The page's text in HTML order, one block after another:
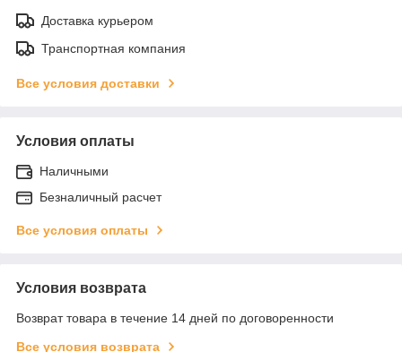
Доставка курьером
Транспортная компания
Все условия доставки
Условия оплаты
Наличными
Безналичный расчет
Все условия оплаты
Условия возврата
Возврат товара в течение 14 дней по договоренности
Все условия возврата